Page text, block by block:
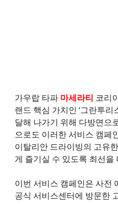
가우랍 타파 마세라티 코리
랜드 핵심 가치인 ‘그란투리
달해 나가기 위해 다방면으
으로도 이러한 서비스 캠페
이탈리안 드라이빙의 고유
게 즐기실 수 있도록 최선을
이번 서비스 캠페인은 사전
공식 서비스센터에 방문한